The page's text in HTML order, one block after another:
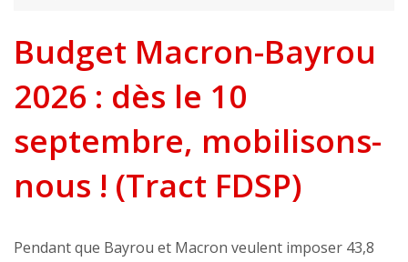
Budget Macron-Bayrou
2026 : dès le 10
septembre, mobilisons-
nous ! (Tract FDSP)
Pendant que Bayrou et Macron veulent imposer 43,8